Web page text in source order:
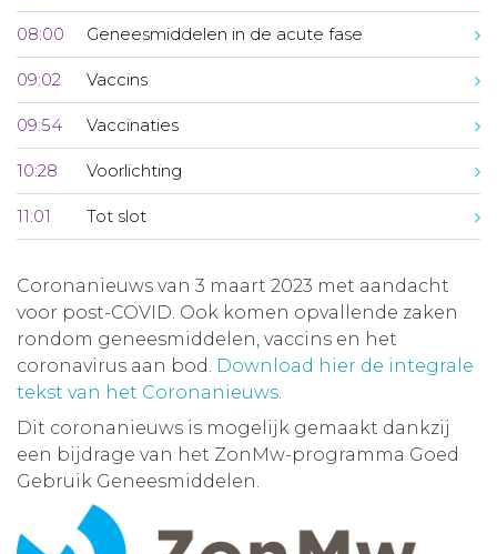
08:00 Geneesmiddelen in de acute fase
09:02 Vaccins
09:54 Vaccinaties
10:28 Voorlichting
11:01 Tot slot
Coronanieuws van 3 maart 2023 met aandacht
voor post-COVID. Ook komen opvallende zaken
rondom geneesmiddelen, vaccins en het
coronavirus aan bod. Download hier de integrale
tekst van het Coronanieuws.
Dit coronanieuws is mogelijk gemaakt dankzij
een bijdrage van het ZonMw-programma Goed
Gebruik Geneesmiddelen.